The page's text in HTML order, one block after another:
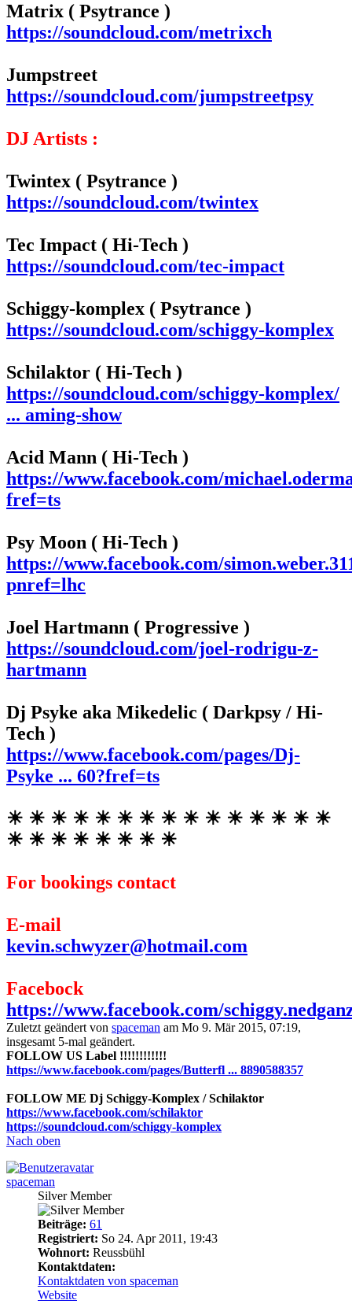
Matrix ( Psytrance )
https://soundcloud.com/metrixch
Jumpstreet
https://soundcloud.com/jumpstreetpsy
DJ Artists :
Twintex ( Psytrance )
https://soundcloud.com/twintex
Tec Impact ( Hi-Tech )
https://soundcloud.com/tec-impact
Schiggy-komplex ( Psytrance )
https://soundcloud.com/schiggy-komplex
Schilaktor ( Hi-Tech )
https://soundcloud.com/schiggy-komplex/
... aming-show
Acid Mann ( Hi-Tech )
https://www.facebook.com/
fref=ts
Psy Moon ( Hi-Tech )
https://www.facebook.com/
pnref=lhc
Joel Hartmann ( Progressive )
https://soundcloud.com/joel-rodrigu-z-
hartmann
Dj Psyke aka Mikedelic ( Darkpsy / Hi-
Tech )
https://www.facebook.com/pages/Dj-
Psyke ... 60?fref=ts
☀ ☀ ☀ ☀ ☀ ☀ ☀ ☀ ☀ ☀ ☀ ☀ ☀ ☀ ☀
☀ ☀ ☀ ☀ ☀ ☀ ☀ ☀
For bookings contact
E-mail
kevin.schwyzer@hotmail.com
Facebock
https://www.facebook.com/
Zuletzt geändert von spaceman am Mo 9. Mär 2015, 07:19,
insgesamt 5-mal geändert.
FOLLOW US Label !!!!!!!!!!!!
https://www.facebook.com/pages/Butterfl ... 8890588357
FOLLOW ME Dj Schiggy-Komplex / Schilaktor
https://www.facebook.com/schilaktor
https://soundcloud.com/schiggy-komplex
Nach oben
spaceman
Silver Member
Beiträge: 61
Registriert: So 24. Apr 2011, 19:43
Wohnort: Reussbühl
Kontaktdaten:
Kontaktdaten von spaceman
Website